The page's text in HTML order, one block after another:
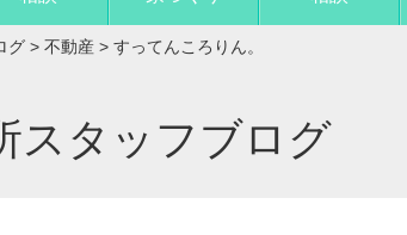
グ > 不動産 > すってんころりん。
スタッフブログ